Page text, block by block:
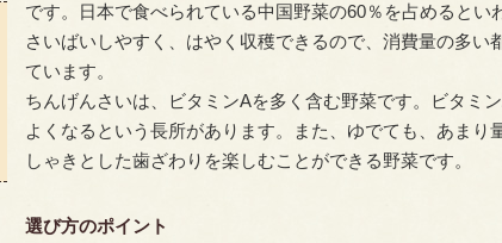
です。日本で食べられている中国野菜の60％を占めるとい
さいばいしやすく、はやく収穫できるので、消費量の多い
ています。
ちんげんさいは、ビタミンAを多く含む野菜です。ビタミ
よくなるという長所があります。また、ゆでても、あまり
しゃきとした歯ざわりを楽しむことができる野菜です。
選び方のポイント